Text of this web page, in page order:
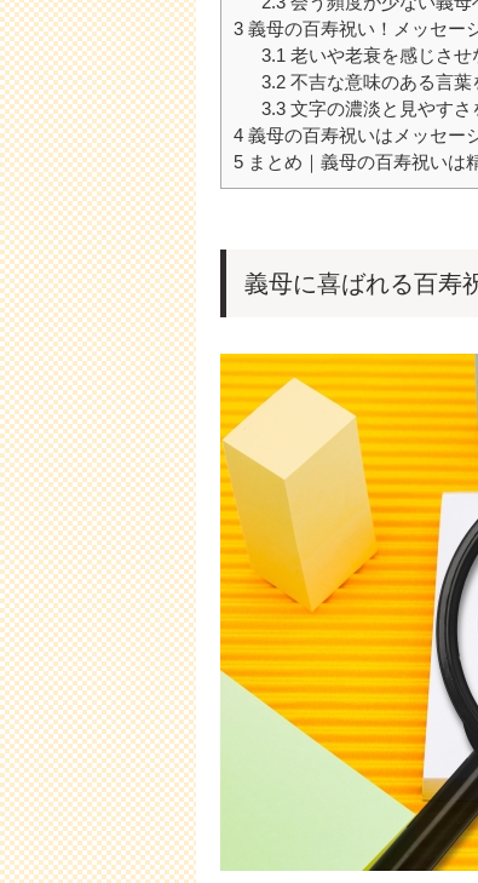
3 義母の百寿祝い！メッセー
3.1 老いや老衰を感じさせ
3.2不吉な意味のある言葉
3.3文字の濃淡と見やすさ
4 義母の百寿祝いはメッセー
5 まとめ｜義母の百寿祝いは
義母に喜ばれる百寿